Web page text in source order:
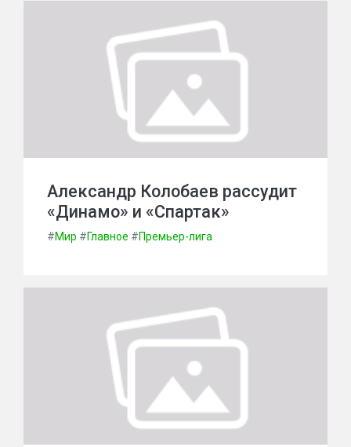
Александр Колобаев рассудит
«Динамо» и «Спартак»
#Мир #Главное #Премьер-лига